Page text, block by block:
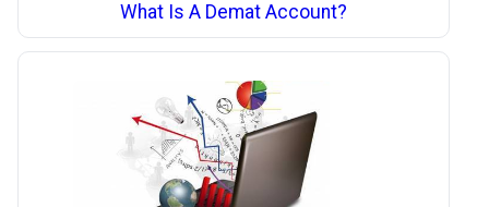
What Is A Demat Account?